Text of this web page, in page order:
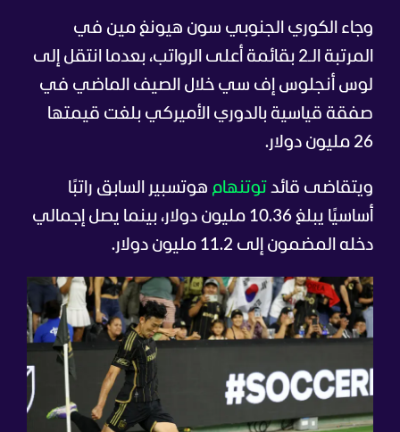
وجاء الكوري الجنوبي سون هيونغ مين في
المرتبة الـ2 بقائمة أعلى الرواتب، بعدما انتقل إلى
لوس أنجلوس إف سي خلال الصيف الماضي في
صفقة قياسية بالدوري الأميركي بلغت قيمتها
26 مليون دولار.
ويتقاضى قائد توتنهام هوتسبير السابق راتبًا
أساسيًا يبلغ 10.36 مليون دولار، بينما يصل إجمالي
دخله المضمون إلى 11.2 مليون دولار.